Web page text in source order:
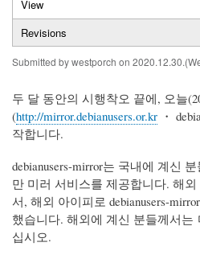
Primary
tabs
View
tab)
Revisions
Submitted bywestporch on
두 달 동안의 시행착오 끝에, 오늘
(http://mirror.debianusers.or.kr ・
작합니다.
debianusers-mirror는 국내에 계신
만 미러 서비스를 제공합니다. 해
서, 해외 아이피로 debianusers-
했습니다. 해외에 계신 분들께서는
십시오.